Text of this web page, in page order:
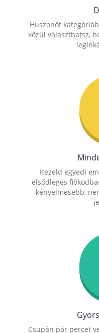
Huszonöt
közül választhatsz,
Kezeld egyedi
elsődleges
kényelmesebb,
Csupán pár percet